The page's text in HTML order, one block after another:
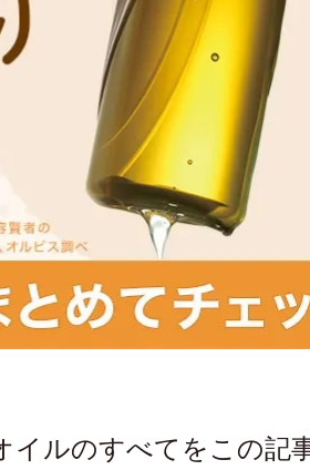
イルのすべてをこの記